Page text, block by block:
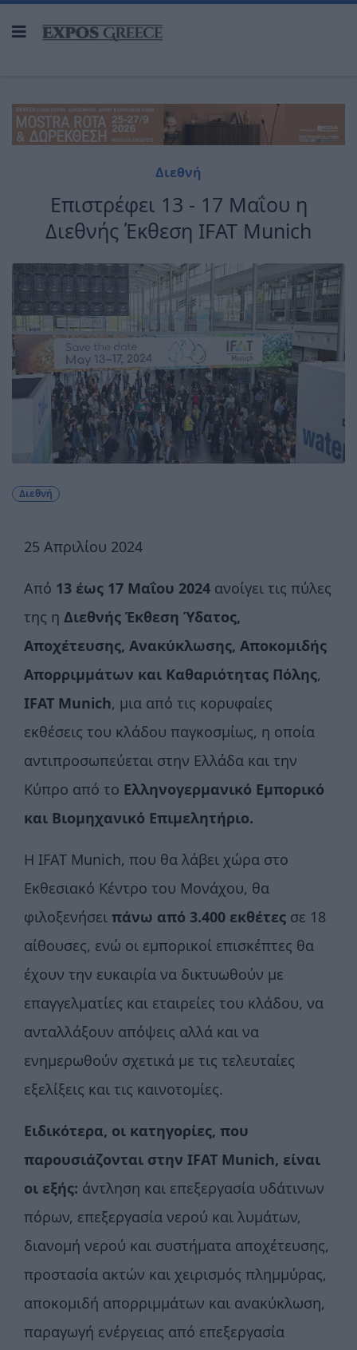
Διεθνή
Επιστρέφει 13 - 17 Μαΐου η
Διεθνής Έκθεση IFAT Munich
Διεθνή
25 Απριλίου 2024
Από 13 έως 17 Μαΐου 2024 ανοίγει τις πύλες
της η Διεθνής Έκθεση Ύδατος,
Αποχέτευσης, Ανακύκλωσης, Αποκομιδής
Απορριμμάτων και Καθαριότητας Πόλης,
IFAT Munich, μια από τις κορυφαίες
εκθέσεις του κλάδου παγκοσμίως, η οποία
αντιπροσωπεύεται στην Ελλάδα και την
Κύπρο από το Ελληνογερμανικό Εμπορικό
και Βιομηχανικό Επιμελητήριο.
Η IFAT Munich, που θα λάβει χώρα στο
Εκθεσιακό Κέντρο του Μονάχου, θα
φιλοξενήσει πάνω από 3.400 εκθέτες σε 18
αίθουσες, ενώ οι εμπορικοί επισκέπτες θα
έχουν την ευκαιρία να δικτυωθούν με
επαγγελματίες και εταιρείες του κλάδου, να
ανταλλάξουν απόψεις αλλά και να
ενημερωθούν σχετικά με τις τελευταίες
εξελίξεις και τις καινοτομίες.
Ειδικότερα, οι κατηγορίες, που
παρουσιάζονται στην IFAT Munich, είναι
οι εξής: άντληση και επεξεργασία υδάτινων
πόρων, επεξεργασία νερού και λυμάτων,
διανομή νερού και συστήματα αποχέτευσης,
προστασία ακτών και χειρισμός πλημμύρας,
αποκομιδή απορριμμάτων και ανακύκλωση,
παραγωγή ενέργειας από επεξεργασία